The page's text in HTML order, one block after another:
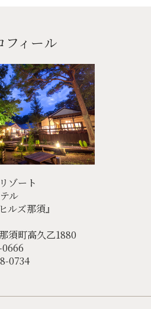
フィール
ゾート
ル
ルズ那須』
須町高久乙1880
0734